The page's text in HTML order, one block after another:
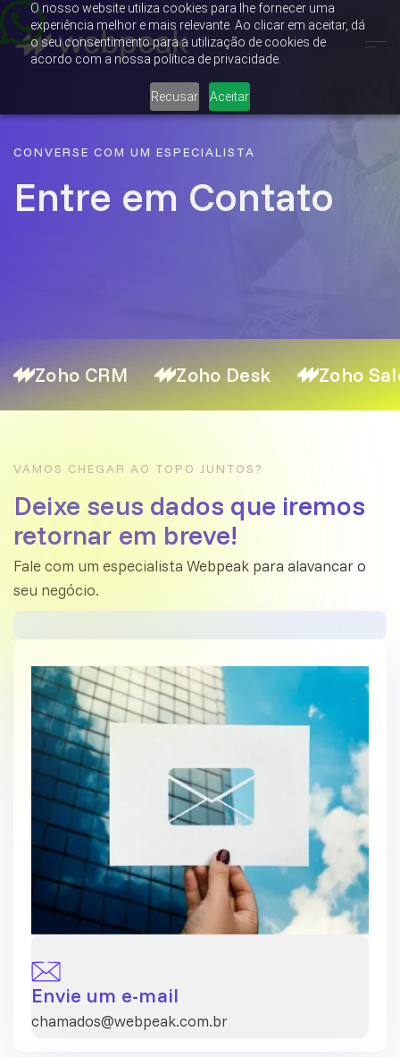
O nosso website utiliza cookies para lhe fornecer uma
experiência melhor e mais relevante. Ao clicar em aceitar, dá
o seu consentimento para a utilização de cookies de
acordo com a nossa política de privacidade.
Recusar Aceitar
CONVERSE COM UM ESPECIALISTA
Entre em Contato
Zoho CRM Zoho Desk Zoho
VAMOS CHEGAR AO TOPO JUNTOS?
Deixe seus dados que iremos
retornar em breve!
Fale com um especialista Webpeak para alavancar o
seu negócio.
Envie um e-mail
chamados@webpeak.com.br